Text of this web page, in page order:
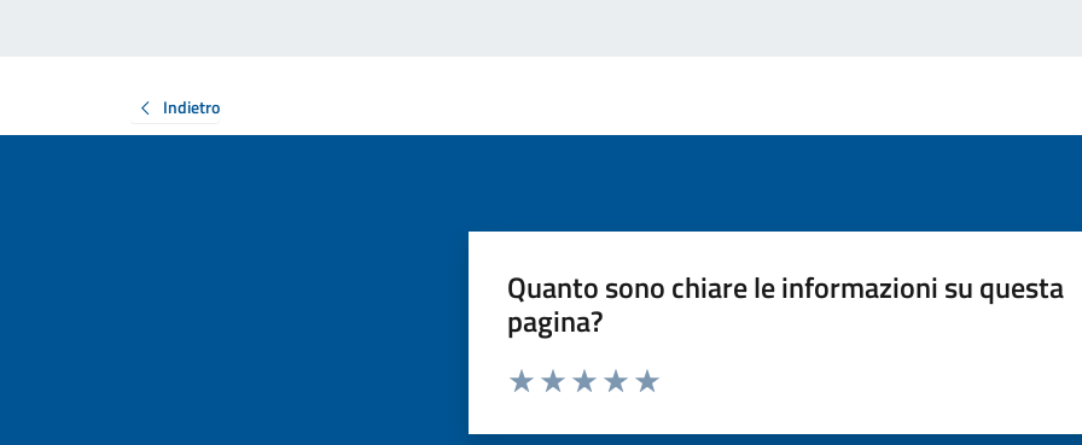
Indietro
Quanto sono chiare le informazioni su questa
pagina?
Valuta da 1 a 5 stelle la pagina